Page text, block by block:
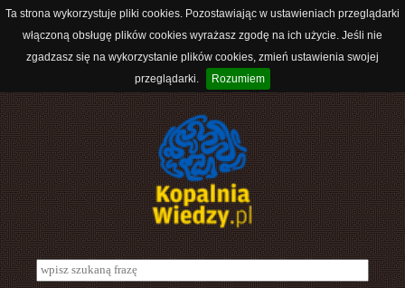
Ta strona wykorzystuje pliki cookies. Pozostawiając w ustawieniach przeglądarki
włączoną obsługę plików cookies wyrażasz zgodę na ich użycie. Jeśli nie
zgadzasz się na wykorzystanie plików cookies, zmień ustawienia swojej
przeglądarki.
Rozumiem